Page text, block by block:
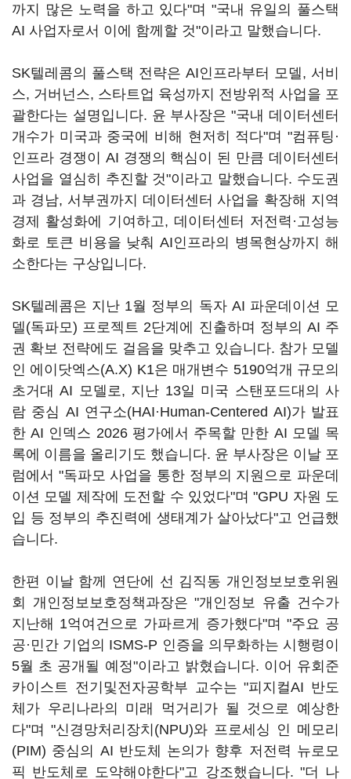
까지 많은 노력을 하고 있다"며 "국내 유일의 풀스택
AI 사업자로서 이에 함께할 것"이라고 말했습니다.
SK텔레콤의 풀스택 전략은 AI인프라부터 모델, 서비
스, 거버넌스, 스타트업 육성까지 전방위적 사업을 포
괄한다는 설명입니다. 윤 부사장은 "국내 데이터센터
개수가 미국과 중국에 비해 현저히 적다"며 "컴퓨팅·
인프라 경쟁이 AI 경쟁의 핵심이 된 만큼 데이터센터
사업을 열심히 추진할 것"이라고 말했습니다. 수도권
과 경남, 서부권까지 데이터센터 사업을 확장해 지역
경제 활성화에 기여하고, 데이터센터 저전력·고성능
화로 토큰 비용을 낮춰 AI인프라의 병목현상까지 해
소한다는 구상입니다.
SK텔레콤은 지난 1월 정부의 독자 AI 파운데이션 모
델(독파모) 프로젝트 2단계에 진출하며 정부의 AI 주
권 확보 전략에도 걸음을 맞추고 있습니다. 참가 모델
인 에이닷엑스(A.X) K1은 매개변수 5190억개 규모의
초거대 AI 모델로, 지난 13일 미국 스탠포드대의 사
람 중심 AI 연구소(HAI·Human-Centered AI)가 발표
한 AI 인덱스 2026 평가에서 주목할 만한 AI 모델 목
록에 이름을 올리기도 했습니다. 윤 부사장은 이날 포
럼에서 "독파모 사업을 통한 정부의 지원으로 파운데
이션 모델 제작에 도전할 수 있었다"며 "GPU 자원 도
입 등 정부의 추진력에 생태계가 살아났다"고 언급했
습니다.
한편 이날 함께 연단에 선 김직동 개인정보보호위원
회 개인정보보호정책과장은 "개인정보 유출 건수가
지난해 1억여건으로 가파르게 증가했다"며 "주요 공
공·민간 기업의 ISMS-P 인증을 의무화하는 시행령이
5월 초 공개될 예정"이라고 밝혔습니다. 이어 유회준
카이스트 전기및전자공학부 교수는 "피지컬AI 반도
체가 우리나라의 미래 먹거리가 될 것으로 예상한
다"며 "신경망처리장치(NPU)와 프로세싱 인 메모리
(PIM) 중심의 AI 반도체 논의가 향후 저전력 뉴로모
픽 반도체로 도약해야한다"고 강조했습니다. "더 나